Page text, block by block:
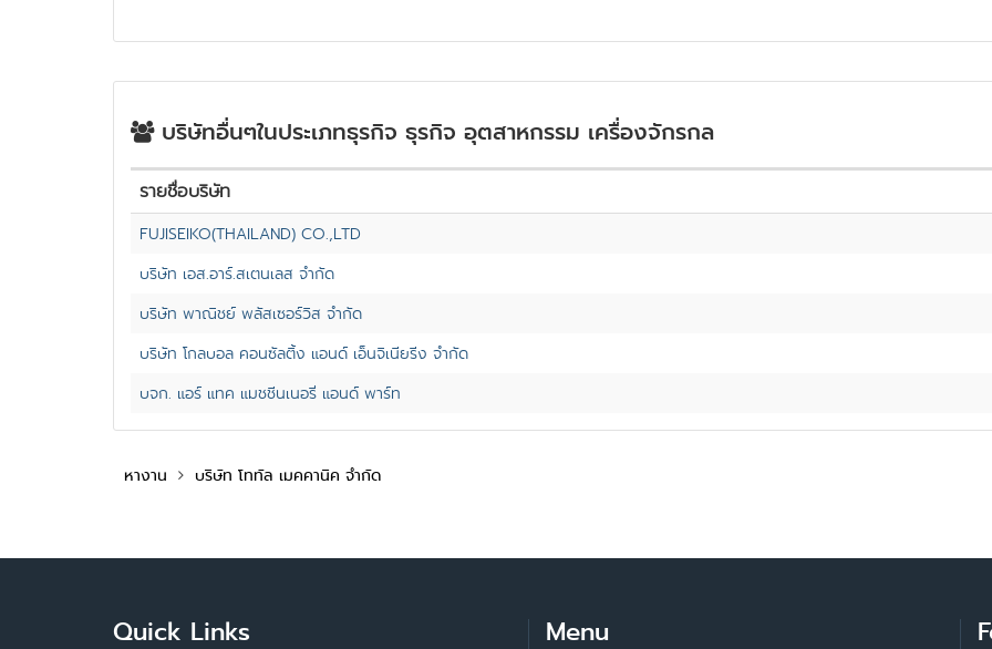
บริษัทอื่นๆในประเภทธุรกิจ ธุรกิจ อุตสาหกรรม เครื่องจักรกล
รายชื่อบริษัท
FUJISEIKO(THAILAND) CO.,LTD
บริษัท เอส.อาร์.สเตนเลส จำกัด
บริษัท พาณิชย์ พลัสเซอร์วิส จำกัด
บริษัท โกลบอล คอนซัลติ้ง แอนด์ เอ็นจิเนียริ่ง จำกัด
บจก. แอร์ แทค แมชชีนเนอรี่ แอนด์ พาร์ท
หางาน บริษัท โททัล เมคคานิค จำกัด
Quick Links Menu